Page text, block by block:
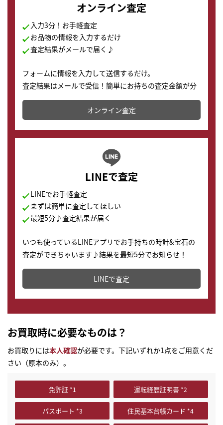
オンライン査定
入力3分！お手軽査定
お品物の情報を入力するだけ
査定結果がメールで届く♪
フォームに情報を入力して送信するだけ。
査定結果はメールで受信！簡単にお持ちの査定金額が分
かります。
オンライン査定
LINEで査定
LINEでお手軽査定
まずは簡単に査定してほしい
最短5分♪査定結果が届く
いつも使っているLINEアプリでお手持ちの時計&宝石の
査定ができちゃいます♪結果を最短5分でお知らせ！
どこからでもすぐに査定金額を知ることが出来ます。
LINEで査定
お買取時に必要なものは？
お買取りには本人確認が必要です。下記いずれか1点をご用意くだ
さい（原本のみ）。
免許証 運転経歴証明書
パスポート 住民基本台帳カード